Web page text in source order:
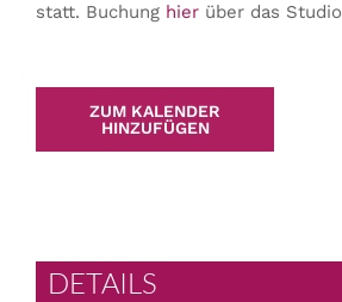
statt. Buchung hierüber das Studio
ZUM KALENDER
HINZUFÜGEN
DETAILS